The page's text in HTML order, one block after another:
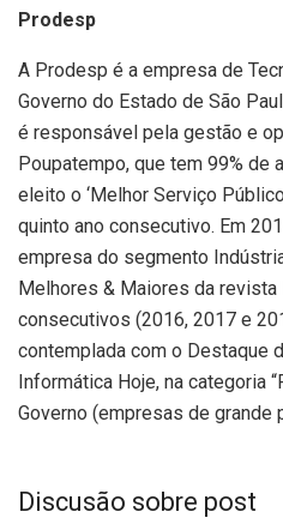
Prodesp
A Prodesp é a empresa de
Governo do Estado de São
é responsável pela gestão e
Poupatempo, que tem 99%
eleito o ‘Melhor Serviço
quinto ano consecutivo. Em
empresa do segmento
Melhores & Maiores da revista
consecutivos (2016, 2017 e
contemplada com o Destaque
Informática Hoje, na categoria
Governo (empresas de grande
Discusão sobre post